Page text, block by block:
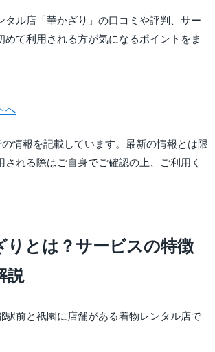
タル店「華かざり」の口コミや評判、サー
めて利用される方が気になるポイントをま
へ
情報を記載しています。最新の情報とは限
される際はご自身でご確認の上、ご利用く
りとは？サービスの特徴
説
駅前と祇園に店舗がある着物レンタル店で